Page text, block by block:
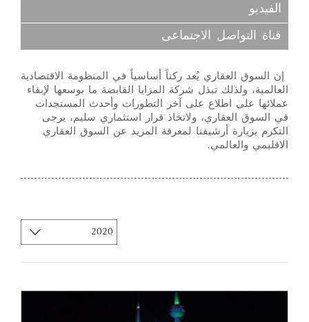
الفيديو
قناة التواصل الاجتماعى
إن السوق العقاري يُعد ركناً أساسياً في المنظومة الاقتصادية
العالمية، ولذلك تبذل شركة المزايا القابضة ما بوسعها لإبقاء
عملائها على اطلاع على آخر التطورات وأحدث المستجدات
في السوق العقاري، ولاتخاذ قرار استثماري سليم، يرجى
التكرم بزيارة أرشيفنا لمعرفة المزيد عن السوق العقاري
الاقليمي والعالمي.